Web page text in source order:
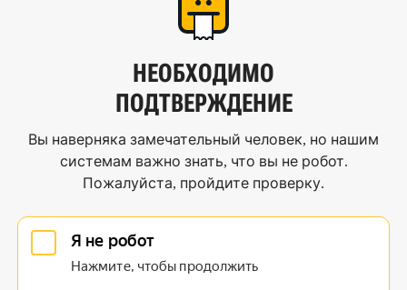
НЕОБХОДИМО
ПОДТВЕРЖДЕНИЕ
Вы наверняка замечательный человек, но нашим
системам важно знать, что вы не робот.
Пожалуйста, пройдите проверку.